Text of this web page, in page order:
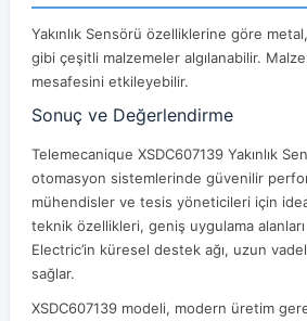
Yakınlık Sensörü özelliklerine göre
gibi çeşitli malzemeler algılanabilir.
mesafesini etkileyebilir.
Sonuç ve Değerlendirme
Telemecanique XSDC607139 Yakınlık
otomasyon sistemlerinde güvenilir
mühendisler ve tesis yöneticileri için
teknik özellikleri, geniş uygulama
Electric’in küresel destek ağı, uzun
sağlar.
XSDC607139 modeli, modern üretim